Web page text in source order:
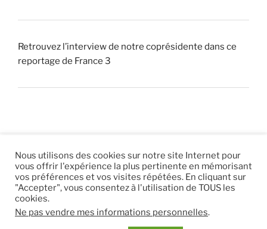
Retrouvez l’interview de notre coprésidente dans ce
reportage de France 3
© 2026 |Mentions légales|Hébergement Eur’Net.|
RSS|sitemap
Nous utilisons des cookies sur notre site Internet pour
vous offrir l'expérience la plus pertinente en mémorisant
vos préférences et vos visites répétées. En cliquant sur
"Accepter", vous consentez à l'utilisation de TOUS les
cookies.
Ne pas vendre mes informations personnelles.